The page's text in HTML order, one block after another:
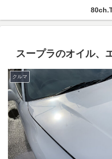
スープラのオイル、
クルマ